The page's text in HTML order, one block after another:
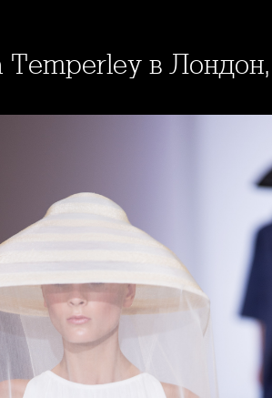
Temperley в